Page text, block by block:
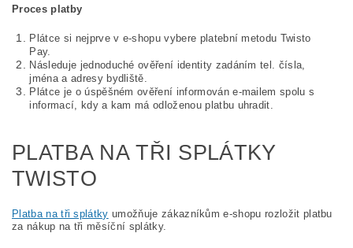
Proces platby
Plátce si nejprve v e-shopu vybere platební metodu Twisto
Pay.
Následuje jednoduché ověření identity zadáním tel. čísla,
jména a adresy bydliště.
Plátce je o úspěšném ověření informován e-mailem spolu s
informací, kdy a kam má odloženou platbu uhradit.
PLATBA NA TŘI SPLÁTKY
TWISTO
Platba na tři splátky umožňuje zákazníkům e-shopu rozložit platbu
za nákup na tři měsíční splátky.